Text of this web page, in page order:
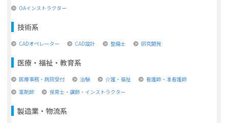
OAインストラクター
技術系
CADオペレーター CAD設計 整備士 研究開発
医療・福祉・教育系
医療事務・病院受付 治験 介護・福祉
看護師・准看護師
薬剤師
保育士・講師・インストラクター
製造業・物流系